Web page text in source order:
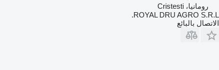
رومانيا، Cristesti
ROYAL DRU AGRO S.R.L.
الاتصال بالبائع